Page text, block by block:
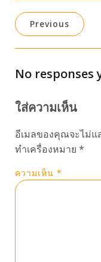
Previous
No responses
ใส่ความเห็น
อีเมลของคุณจะไม่
ทำเครื่องหมาย *
ความเห็น *